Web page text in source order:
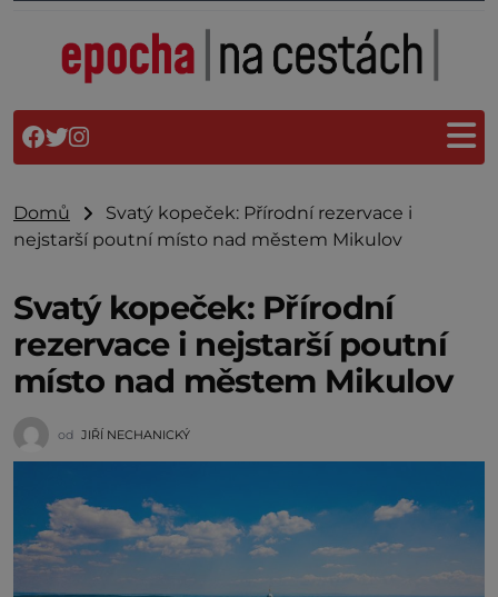
Domů
Svatý kopeček: Přírodní rezervace i
nejstarší poutní místo nad městem Mikulov
Svatý kopeček: Přírodní
rezervace i nejstarší poutní
místo nad městem Mikulov
od JIŘÍ NECHANICKÝ